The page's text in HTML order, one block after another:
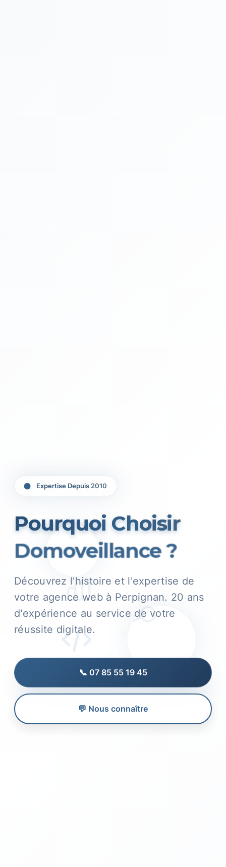
Expertise Depuis 2010
Pourquoi Choisir
Domoveillance ?
Découvrez l'histoire et l'expertise de
votre agence web à Perpignan. 20 ans
d'expérience au service de votre
réussite digitale.
📞 07 85 55 19 45
💬 Nous connaître